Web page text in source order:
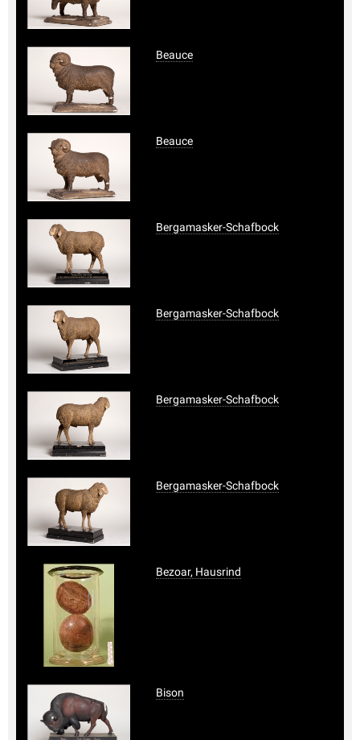
Beauce
Beauce
Bergamasker-Schafbock
Bergamasker-Schafbock
Bergamasker-Schafbock
Bergamasker-Schafbock
Bezoar, Hausrind
Bison